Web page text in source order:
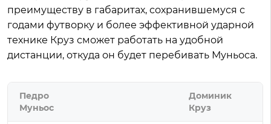
преимуществу в габаритах, сохранившемуся с
годами футворку и более эффективной ударной
технике Круз сможет работать на удобной
дистанции, откуда он будет перебивать Муньоса.
Педро
Муньос
Доминик
Круз